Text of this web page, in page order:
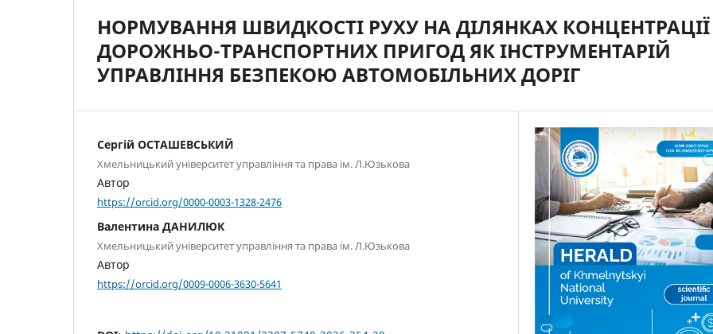
НОРМУВАННЯ ШВИДКОСТІ РУХУ НА ДІЛЯНКАХ КОНЦЕНТРАЦІЇ
ДОРОЖНЬО-ТРАНСПОРТНИХ ПРИГОД ЯК ІНСТРУМЕНТАРІЙ
УПРАВЛІННЯ БЕЗПЕКОЮ АВТОМОБІЛЬНИХ ДОРІГ
Сергій ОСТАШЕВСЬКИЙ
Хмельницький університет управління та права ім. Л.Юзькова
Автор
https://orcid.org/0000-0003-1328-2476
Валентина ДАНИЛЮК
Хмельницький університет управління та права ім. Л.Юзькова
Автор
https://orcid.org/0009-0006-3630-5641